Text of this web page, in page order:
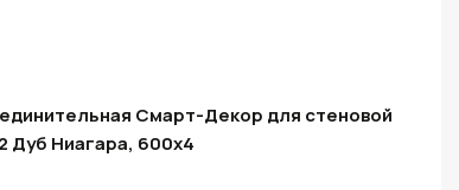
Смарт-Декор для стеновой
Дуб Ниагара, 600x4